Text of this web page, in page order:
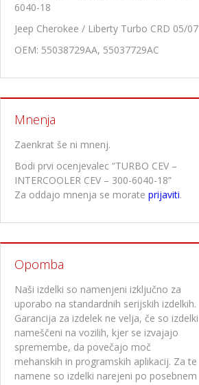
6040-18
Jeep Cherokee / Liberty Turbo CRD 05/07
OEM: 55038729AA, 55037729AC
Mnenja
Zaenkrat še ni mnenj.
Bodi prvi ocenjevalec “TURBO CEV –
INTERCOOLER CEV – 300-6040-18”
Za oddajo mnenja se morate prijaviti.
Opomba
Naši izdelki so namenjeni izključno za
uporabo na standardnih serijskih izdelkih.
Garancija za izdelek ne velja, če so izdelki
nameščeni na vozilih, kjer se izvajajo
spremembe, da povečajo moč
mehanskih in programskih aplikacij. Za te
namene so izdelki narejeni po posebnem